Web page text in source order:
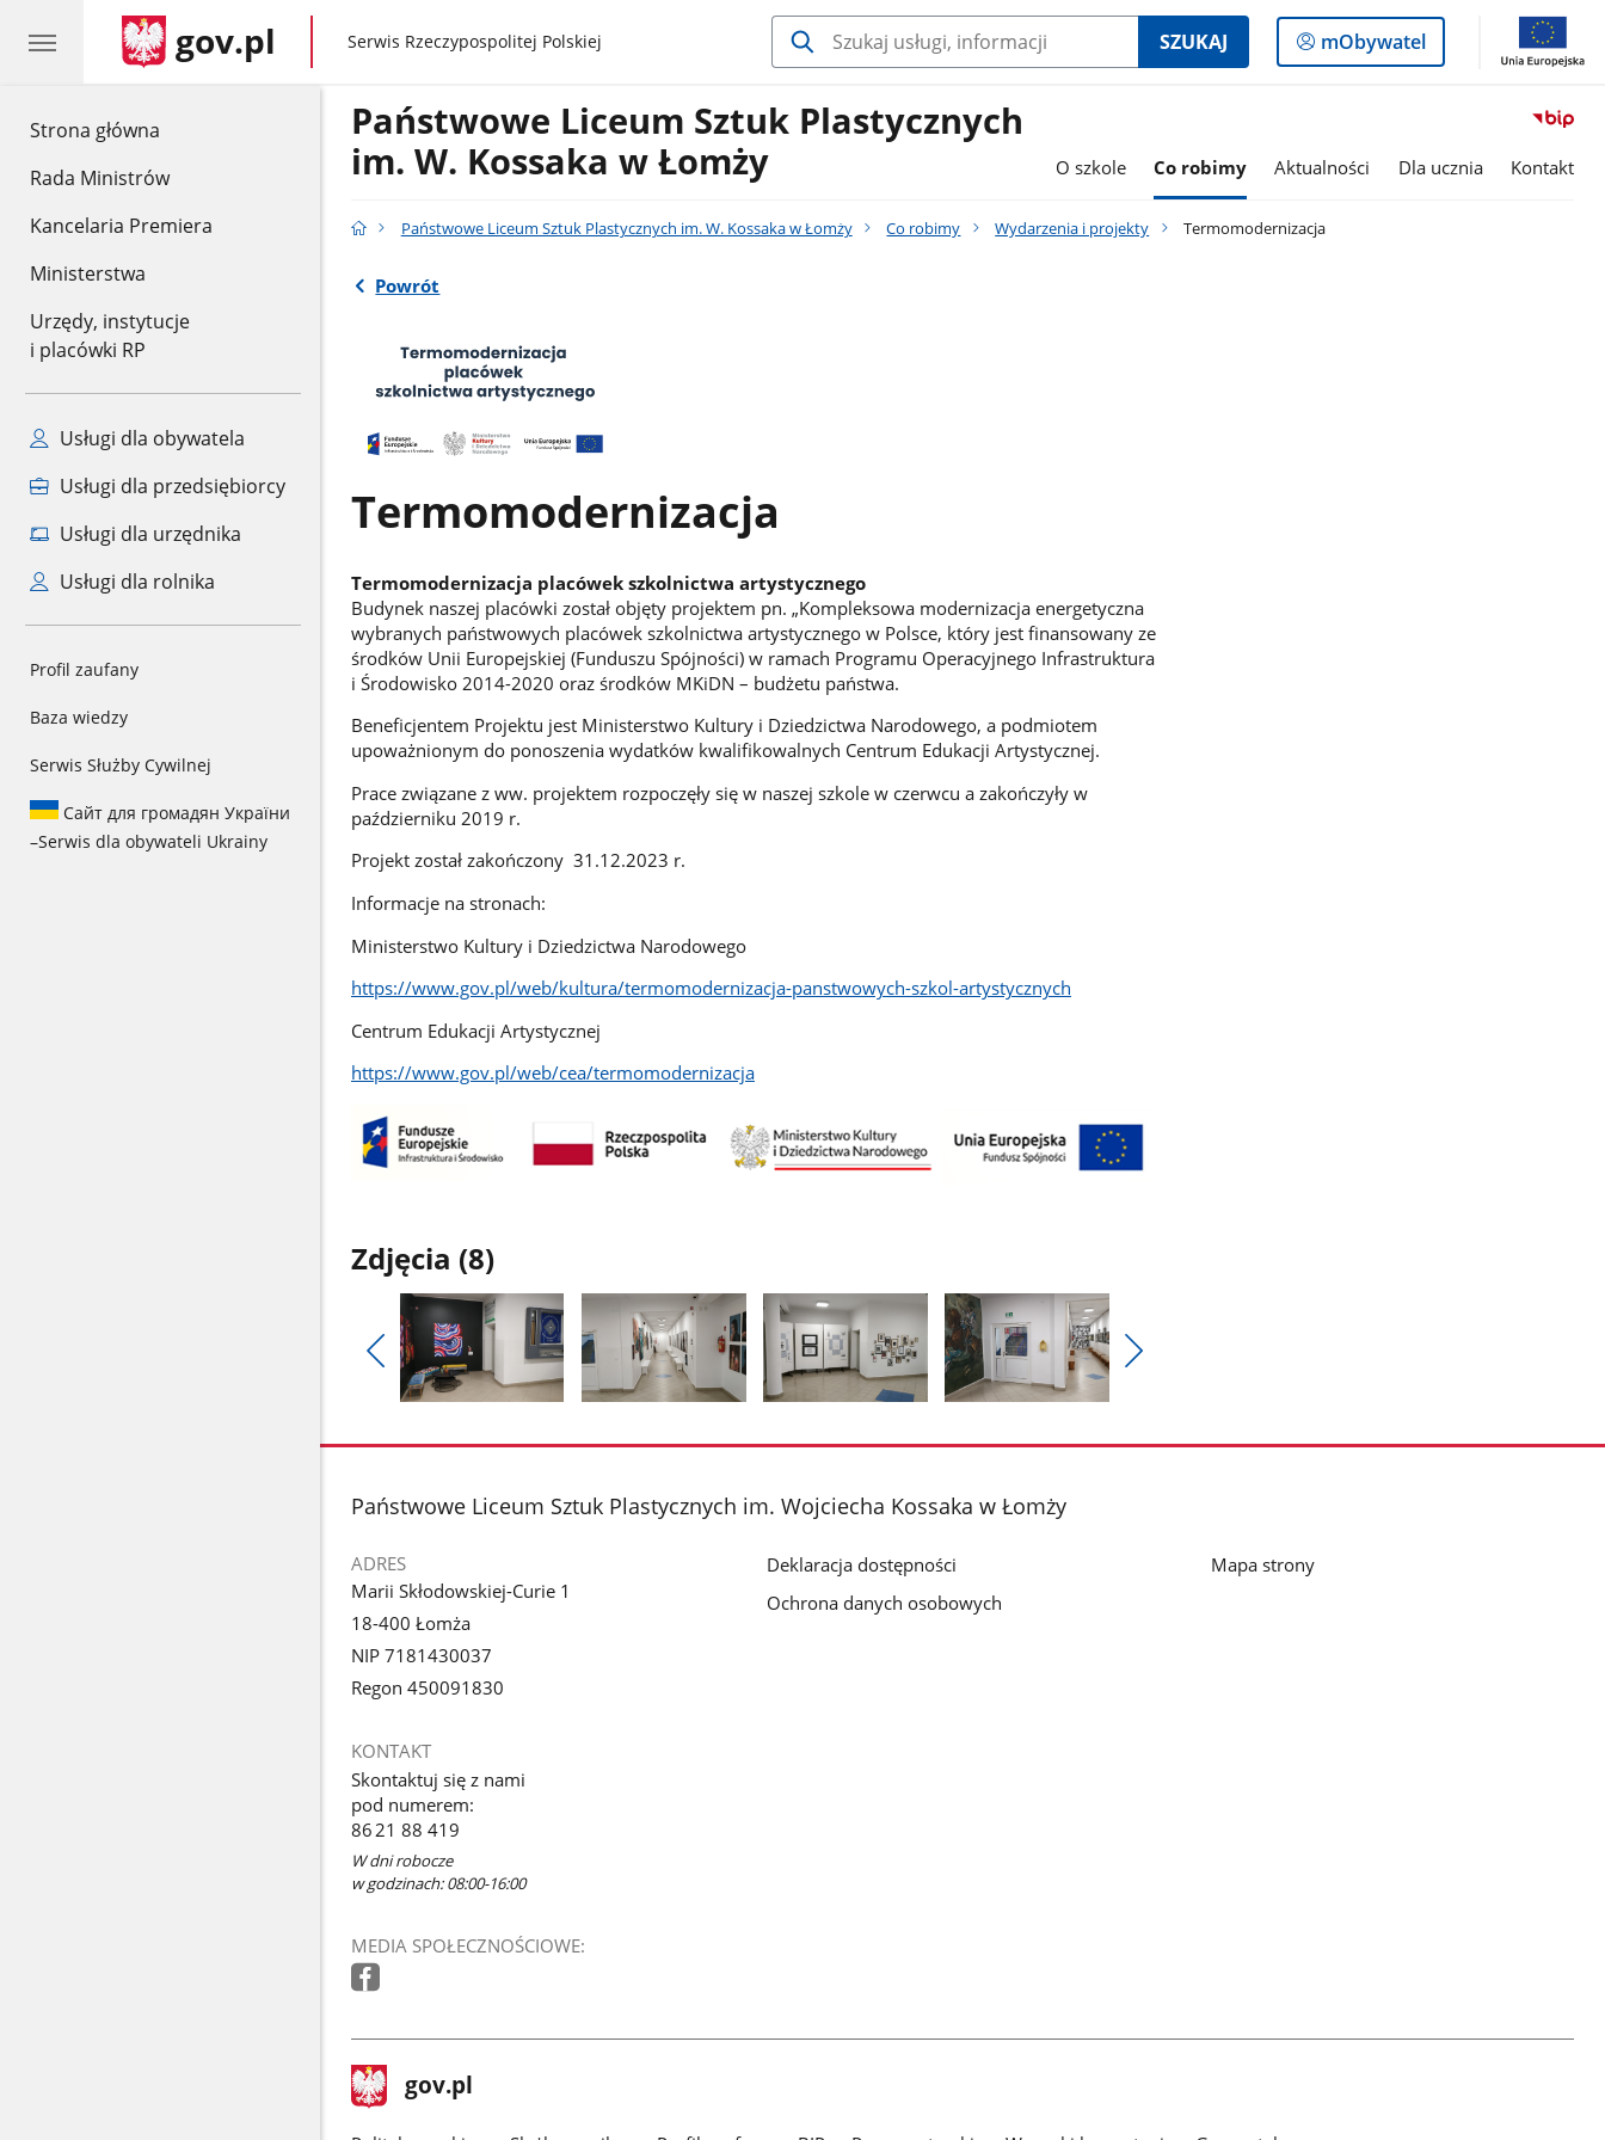
Strona główna
Rada Ministrów
Kancelaria Premiera
Ministerstwa
Urzędy, instytucje
i placówki RP
Usługi dla obywatela
Usługi dla przedsiębiorcy
Usługi dla urzędnika
Usługi dla rolnika
Profil zaufany
Baza wiedzy
Serwis Służby Cywilnej
Сайт для громадян України
–Serwis dla obywateli Ukrainy
gov.pl gov.pl
Serwis Rzeczypospolitej Polskiej SZUKAJ
Logowanie
do
mObywatel
Państwowe Liceum Sztuk Plastycznych
im. W. Kossaka w Łomży
O szkole Co robimy Aktualności Dla ucznia Kontakt
Państwowe Liceum Sztuk Plastycznych im. W. Kossaka w Łomży Co robimy Wydarzenia i projekty Termomodernizacja
Powrót
Termomodernizacja
Termomodernizacja placówek szkolnictwa artystycznego
Budynek naszej placówki został objęty projektem pn. „Kompleksowa modernizacja energetyczna
wybranych państwowych placówek szkolnictwa artystycznego w Polsce, który jest finansowany ze
środków Unii Europejskiej (Funduszu Spójności) w ramach Programu Operacyjnego Infrastruktura
i Środowisko 2014-2020 oraz środków MKiDN – budżetu państwa.
Beneficjentem Projektu jest Ministerstwo Kultury i Dziedzictwa Narodowego, a podmiotem
upoważnionym do ponoszenia wydatków kwalifikowalnych Centrum Edukacji Artystycznej.
Prace związane z ww. projektem rozpoczęły się w naszej szkole w czerwcu a zakończyły w
październiku 2019 r.
Projekt został zakończony 31.12.2023 r.
Informacje na stronach:
Ministerstwo Kultury i Dziedzictwa Narodowego
https://www.gov.pl/web/kultura/termomodernizacja-panstwowych-szkol-artystycznych
Centrum Edukacji Artystycznej
https://www.gov.pl/web/cea/termomodernizacja
Zdjęcia (8)
Pokaż
poprzednie
zdjęcie
galerii.
zdjęcie
galerii.
zdjęcie
galerii.
zdjęcie
galerii.
stopka
Państwowe Liceum Sztuk Plastycznych im. Wojciecha Kossaka w Łomży
ADRES
Marii Skłodowskiej-Curie 1
18-400 Łomża
NIP 7181430037
Regon 450091830
KONTAKT
Skontaktuj się z nami
pod numerem:
86 21 88 419
W dni robocze
w godzinach: 08:00-16:00
MEDIA SPOŁECZNOŚCIOWE:
Deklaracja dostępności
Ochrona danych osobowych
Mapa strony
stopka
gov.pl Strona
gov.pl